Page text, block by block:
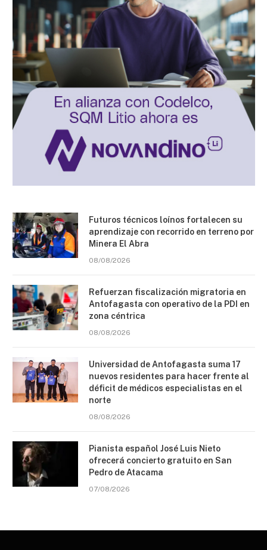
Futuros técnicos loínos fortalecen su
aprendizaje con recorrido en terreno por
Minera El Abra
08/08/2026
Refuerzan fiscalización migratoria en
Antofagasta con operativo de la PDI en
zona céntrica
08/08/2026
Universidad de Antofagasta suma 17
nuevos residentes para hacer frente al
déficit de médicos especialistas en el
norte
08/08/2026
Pianista español José Luis Nieto
ofrecerá concierto gratuito en San
Pedro de Atacama
07/08/2026